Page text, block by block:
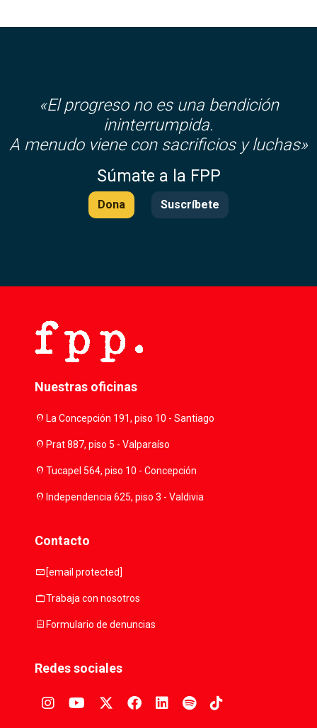
«El progreso no es una bendición
ininterrumpida.
A menudo viene con sacrificios y luchas»
Súmate a la FPP
Dona Suscríbete
Nuestras oficinas
location_onLa Concepción 191, piso 10 - Santiago
location_onPrat 887, piso 5 - Valparaíso
location_onTucapel 564, piso 10 - Concepción
location_onIndependencia 625, piso 3 - Valdivia
Contacto
mail [email protected]
workTrabaja con nosotros
assignmentFormulario de denuncias
Redes sociales